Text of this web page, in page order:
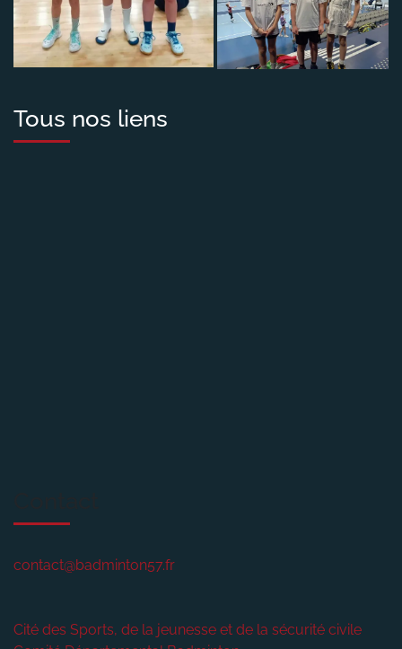
Tous nos liens
contact@badminton57.fr
Cité des Sports, de la jeunesse et de la sécurité civile